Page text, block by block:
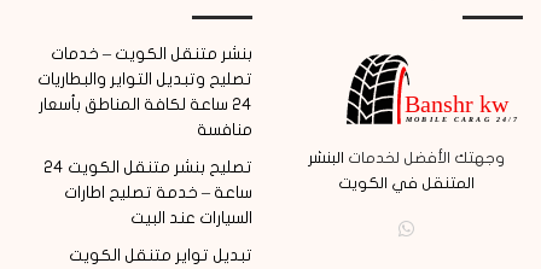
وجهتك الأفضل لخدمات البنشر
المتنقل في الكويت
بنشر متنقل الكويت – خدمات
تصليح وتبديل التواير والبطاريات
24 ساعة لكافة المناطق بأسعار
منافسة
تصليح بنشر متنقل الكويت 24
ساعة – خدمة تصليح اطارات
السيارات عند البيت
تبديل تواير متنقل الكويت